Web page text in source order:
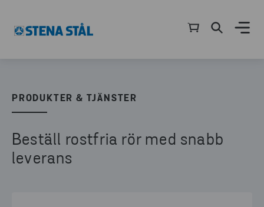
PRODUKTER & TJÄNSTER
Beställ rostfria rör med snabb
leverans